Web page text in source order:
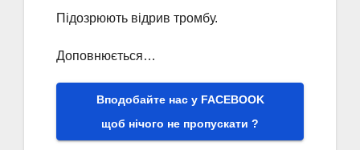
Підозрюють відрив тромбу.
Доповнюється…
Вподобайте нас у FACEBOOK
щоб нічого не пропускати ?